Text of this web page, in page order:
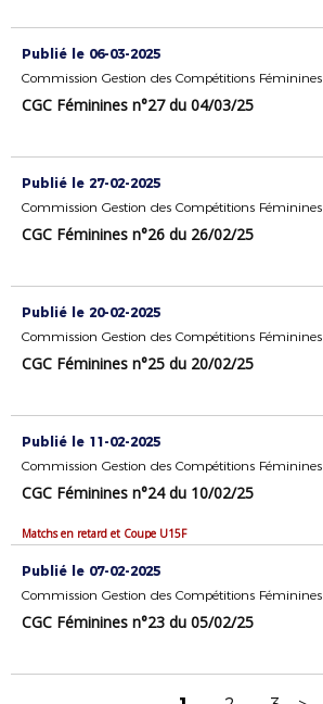
Publié le 06-03-2025
Commission Gestion des Compétitions Féminines
CGC Féminines n°27 du 04/03/25
Publié le 27-02-2025
Commission Gestion des Compétitions Féminines
CGC Féminines n°26 du 26/02/25
Publié le 20-02-2025
Commission Gestion des Compétitions Féminines
CGC Féminines n°25 du 20/02/25
Publié le 11-02-2025
Commission Gestion des Compétitions Féminines
CGC Féminines n°24 du 10/02/25
Matchs en retard et Coupe U15F
Publié le 07-02-2025
Commission Gestion des Compétitions Féminines
CGC Féminines n°23 du 05/02/25